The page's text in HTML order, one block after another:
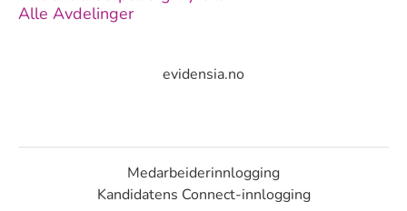
Alle Avdelinger
evidensia.no
Medarbeiderinnlogging
Kandidatens Connect-innlogging